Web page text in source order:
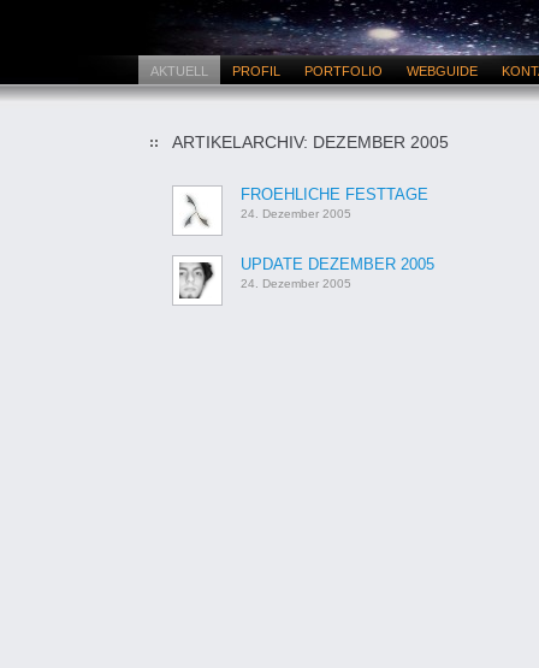
AKTUELL PROFIL PORTFOLIO WEBGUIDE
ARTIKELARCHIV: DEZEMBER 2005
FROEHLICHE FESTTAGE
24. Dezember 2005
UPDATE DEZEMBER 2005
24. Dezember 2005